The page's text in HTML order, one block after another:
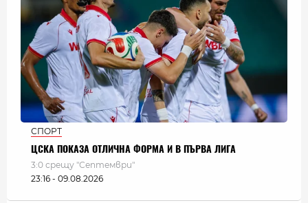
СПОРТ
ЦСКА ПОКАЗА ОТЛИЧНА ФОРМА И В ПЪРВА ЛИГА
3:0 срещу "Септември"
23:16 - 09.08.2026